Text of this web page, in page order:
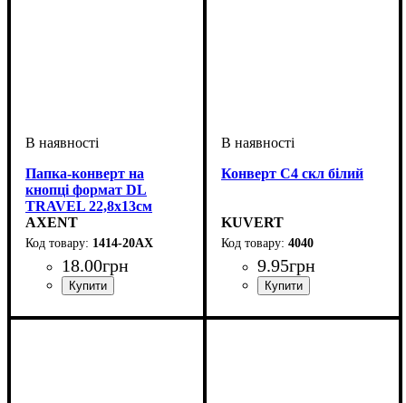
Папка-конверт на
кнопці формат DL
TRAVEL 22,8х13см
AXENT
1414-20АХ
18.00грн
Конверт С4 скл білий
KUVERT
4040
9.95грн